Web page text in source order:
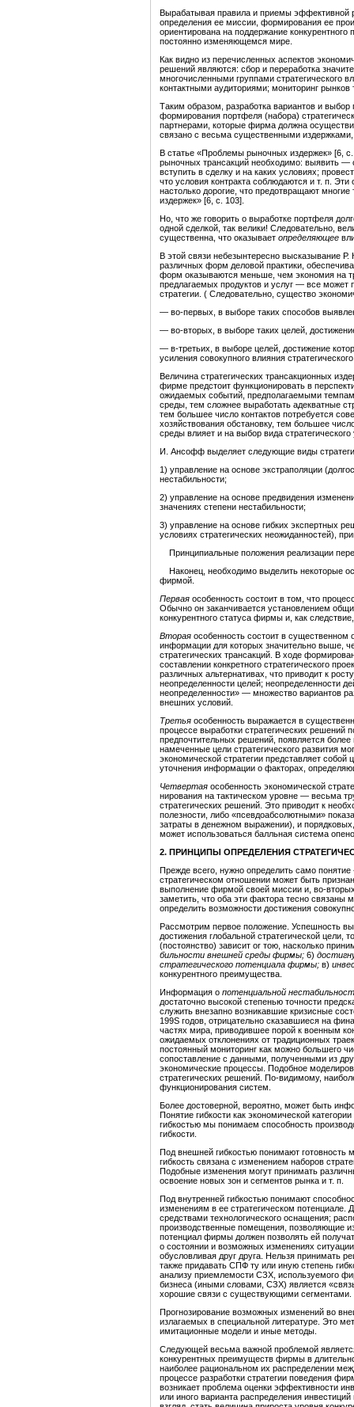
Вырабатывая правила и приемы эффективной
определения ее миссии, формирования ее
ориентирована на поддержание
постоянно изменяющемся мире.
Как видно из перечисленных аспектов
решений являются: сбор и переработка
многочисленными группами стратегического
контактными аудиториями; мониторинг рынков
Таким образом, разработка вариантов и выбор
формирования портфеля (набора)
партнерами, которые фирма должна
связано с весьма существенными
В статье «Проблемы рыночных издержек» [6,
рыночных трансакций необходимо: выявить —
вступить в сделку и на каких условиях;
что условия контракта соблюдаются и т. п.
настолько дорогие, что предотвращают
издержек» [6, с. 103].
Но, что же говорить о выработке портфеля
одной сделкой, так велики! Следовательно,
существенна, что оказывает определяющее
В этой связи небезынтересно высказывание
различных форм деловой практики,
форм оказываются меньше, чем экономия на
предлагаемых продуктов и услуг — все может
стратегии. ( Следовательно, существо
— во-первых, в выборе таких способов
— во-вторых, в выборе таких целей,
— в-третьих, в выборе целей, достижение
усиления совокупного влияния
Величина стратегических трансакционных
фирме предстоит функционировать в
ожидаемых событий, предполагаемыми
среды, тем сложнее выработать адекватные
тем большее число контактов потребу­ется
хозяйствования обстановку, тем боль­шее
среды влияет и на выбор вида стра­тегического
И. Ансофф выделяет следующие виды
1) управление на основе экстраполяции
нестабильности;
2) управление на основе предвидения
значениях степени нестабильности;
3) управление на основе гибких экспертных
условиях стратегических неожиданностей),
Принципиальные положения реализации
Наконец, необходимо выделить некоторые
фирмой.
Первая особенность состоит в том, что
Обычно он заканчивается установлением
конкурентного статуса фирмы и, как
Вторая особенность состоит в существенном
информации для которых значительно выше,
стратегических трансакций. В ходе
составлении конкретного стратегического
различных альтернативах, что приводит к
неопределенности целей; неопределенности
неопределенности» — множество ва­риантов
внешних условий.
Третья особенность выражается в
процессе выработки стратегических решений
предпочтительных решений, появляется
намеченные цели стратегического развития
экономической стратегии представляет
уточнения информации о факторах,
Четвертая особенность экономической
нирования на тактическом уровне — весьма
стратегических решений. Это приводит к
полезности, либо «псевдоабсолютными»
затраты в денежном выражении), и порядковых,
может использоваться балльная система
2. ПРИНЦИПЫ ОПРЕДЕЛЕНИЯ
Прежде всего, нужно определить само
стратегическом отношении может быть
выполнение фирмой своей миссии и, во-
заметить, что оба эти фактора тесно
определить возможности достижения
Рассмотрим первое положение. Успешность
достижения глобальной стратегической
(постоянство) зависит or тою, насколько
бильности внешней среды фирмы; 6)
стратегического потенциала фирмы; в)
конкурентного преиму­щества.
Информация о потенциальной
достаточно высокой степенью точности
служить внезапно возникавшие кризисные
199S годов, отрицательно сказавшиеся на
частях мира, приводившее порой к военным
ожидаемых отклонениях от тра­диционных
постоянный мониторинг как можно большего
сопоставление с данны­ми, полученными из
экономические про­цессы. Подобное
стратегических решений. По-видимому,
функционирования систем.
Более достоверной, вероятно, может быть
Понятие гибкости как экономической
гибкостью мы понимаем способность
гибкости.
Под внешней гибкостью понимают
гибкость связана с изменением наборов
Подобные изменения могут принимать
освоение новых зон и сегментов рынка и т. п.
Под внутренней гибкостью понимают
изменениям в ее стратегическом
средствами технологического оснащения;
производственные помещения, позволяющие
потенциал фирмы должен позволять ей
о состоянии и возможных изменениях
обусловливая друг друга. Нельзя прини­мать
также придавать СПФ ту или иную степень
анализу приемлемости СЗХ, используемого
бизнеса (иными словами, СЗХ) является
хорошие связи с существующими сегментами.
Прогнозирование возможных изменений во
излагаемых в специальной литературе. Это
имитационные модели и иные методы.
Следующей весьма важной проблемой
конкурентных преимуществ фирмы в
наиболее рациональном их распределении
процессе разработки стратегии поведения
возникает проблема оценки эффективности
или иного варианта распределения